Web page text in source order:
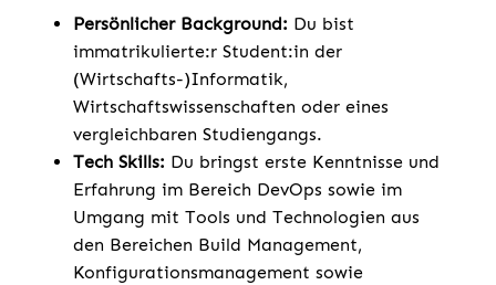
Persönlicher Background: Du bist
immatrikulierte:r Student:in der
(Wirtschafts-)Informatik,
Wirtschaftswissenschaften oder eines
vergleichbaren Studiengangs.
Tech Skills: Du bringst erste Kenntnisse und
Erfahrung im Bereich DevOps sowie im
Umgang mit Tools und Technologien aus
den Bereichen Build Management,
Konfigurationsmanagement sowie